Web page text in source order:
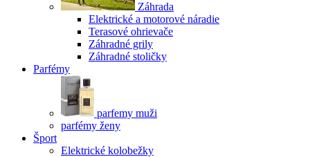
Záhrada
Elektrické a motorové náradie
Terasové ohrievače
Záhradné grily
Záhradné stoličky
Parfémy
parfemy muži
parfémy ženy
Šport
Elektrické kolobežky